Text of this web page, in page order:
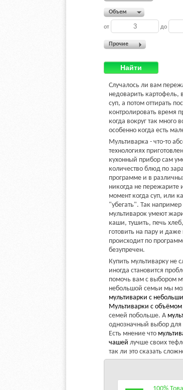
Объем
от до
Прочие
Найти
Случалось ли вам
недоварить картофель,
суп, а потом оттирать
контролировать время
когда вокруг так много
особенно когда есть
Мультиварка - что-то
технологиях
кухонный прибор сам
количество блюд по
программе и в
никогда не пережарите
момент когда суп, или
"убегать". Так
мультиварок умеют
каши, тушить, печь
готовить на пару и даже
происходит по
безупречен.
Купить мультиварку не
иногда становится
помочь вам с выбором
небольшой семьи мы
мультиварки с
Мультиварки с объёмом
семей побольше. А
однозначный выбор
Есть мнение что
чашей лучше своих
так ли это сказать